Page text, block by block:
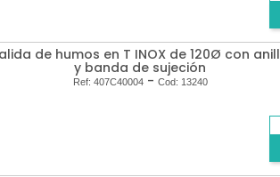
de humos en T INOX de 120Ø con
y banda de sujeción
Ref: 407C40004- Cod: 13240